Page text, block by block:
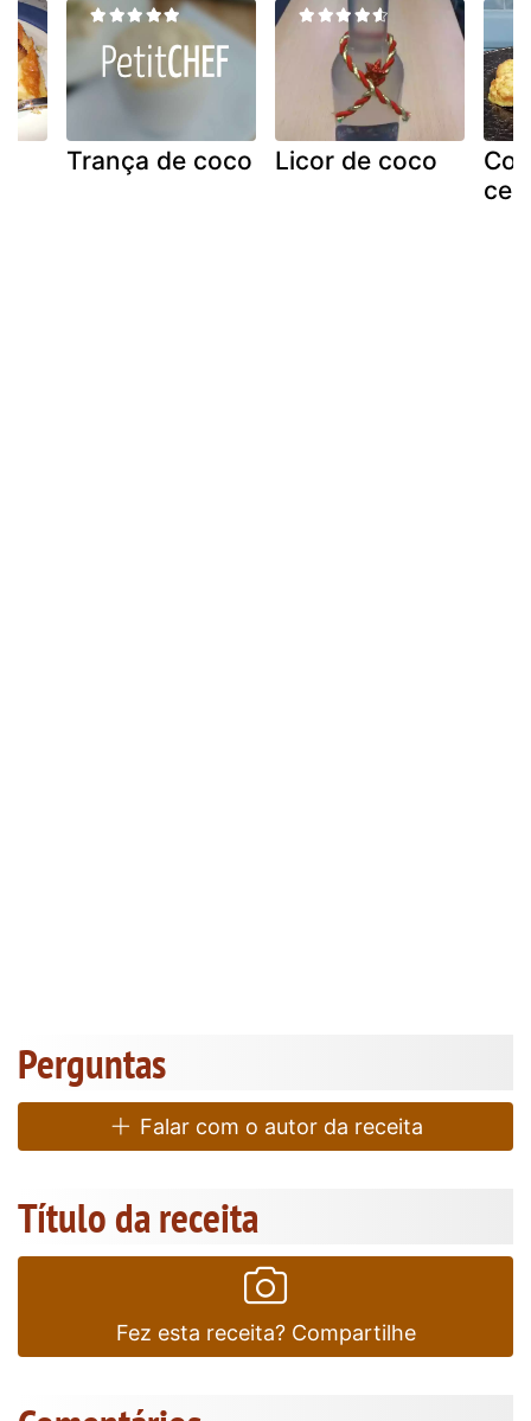
Trança de coco Licor de coco
Perguntas
Falar com o autor da receita
Título da receita
Fez esta receita? Compartilhe